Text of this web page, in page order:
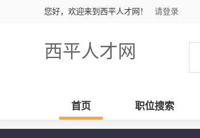
您好，欢迎来到西平人才网！ 请登录
西平人才网
首页 职位搜索